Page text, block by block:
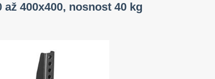
400x400, nosnost 40 kg